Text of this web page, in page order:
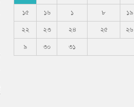
১৫ ১৬ ১ ৮ ১৯
২২ ২৩ ২৪ ২৫ ২৬
৯ ৩০ ৩১